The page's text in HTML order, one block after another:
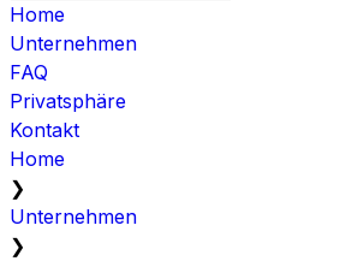
Home
Unternehmen
FAQ
Privatsphäre
Kontakt
Home
❯
Unternehmen
❯